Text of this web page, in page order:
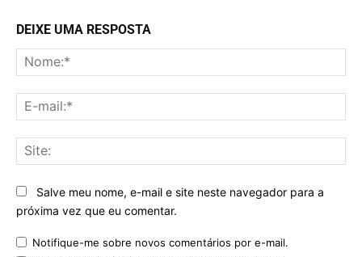
DEIXE UMA RESPOSTA
Salve meu nome, e-mail e site neste navegador para a
próxima vez que eu comentar.
Notifique-me sobre novos comentários por e-mail.